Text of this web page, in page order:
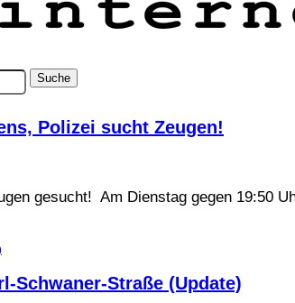
Polizei sucht Zeugen!
gesucht! Am Dienstag gegen 19:50
Schwaner-Straße (Update)